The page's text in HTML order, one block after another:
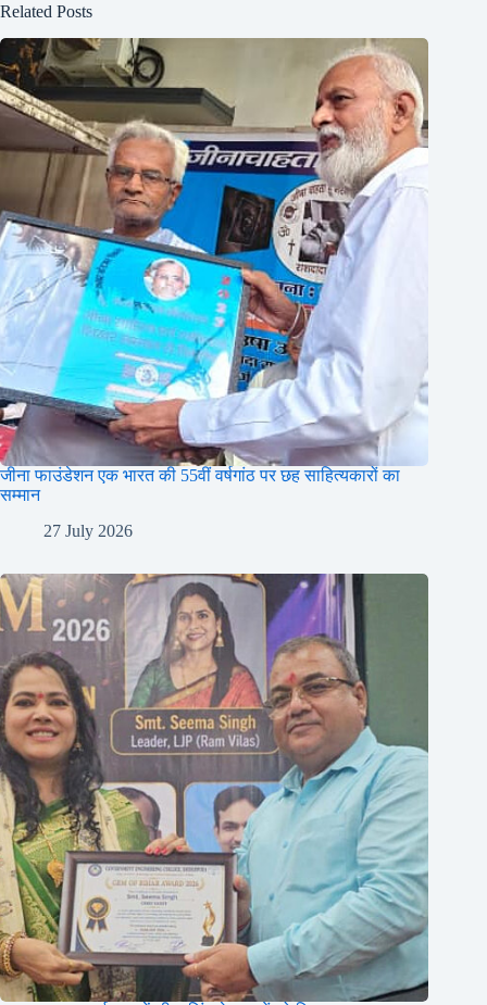
Related Posts
जीना फाउंडेशन एक भारत की 55वीं वर्षगांठ पर छह साहित्यकारों का
सम्मान
27 July 2026